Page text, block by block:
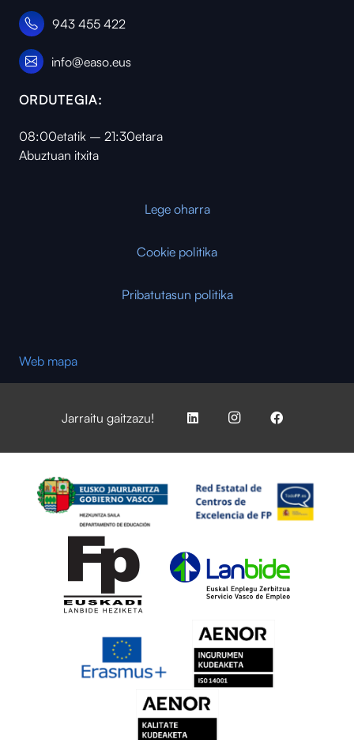
943 455 422
info@easo.eus
ORDUTEGIA:
08:00etatik – 21:30etara
Abuztuan itxita
Lege oharra
Cookie politika
Pribatutasun politika
Web mapa
Jarraitu gaitzazu!